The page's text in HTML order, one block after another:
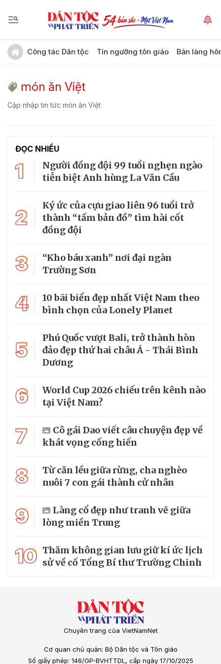
Công tác Dân tộc Tín ngưỡng tôn giáo Bản làng
món ăn Việt
Cập nhập tin tức món ăn Việt
ĐỌC NHIỀU
1
Người đồng đội 99 tuổi nghẹn ngào
tiễn biệt Anh hùng La Văn Cầu
2
Ký ức của cựu giao liên 96 tuổi trở
thành “tấm bản đồ” tìm hài cốt
đồng đội
3
“Kho báu xanh” nơi đại ngàn
Trường Sơn
4
10 bãi biển đẹp nhất Việt Nam theo
bình chọn của Lonely Planet
5
Phú Quốc vượt Bali, trở thành hòn
đảo đẹp thứ hai châu Á - Thái Bình
Dương
6
World Cup 2026 chiếu trên kênh nào
tại Việt Nam?
7
Cô gái Dao viết câu chuyện đẹp về
khát vọng cống hiến
8
Từ căn lều giữa rừng, cha nghèo
nuôi 7 con gái thành cử nhân
9
Làng cổ đẹp như tranh vẽ giữa
lòng miền Trung
10 Thăm không gian lưu giữ kí ức lịch
sử về cố Tổng Bí thư Trường Chinh
Chuyên trang của VietNamNet
Cơ quan chủ quản: Bộ Dân tộc và Tôn giáo
Số giấy phép: 146/GP-BVHTTDL, cấp ngày 17/10/2025